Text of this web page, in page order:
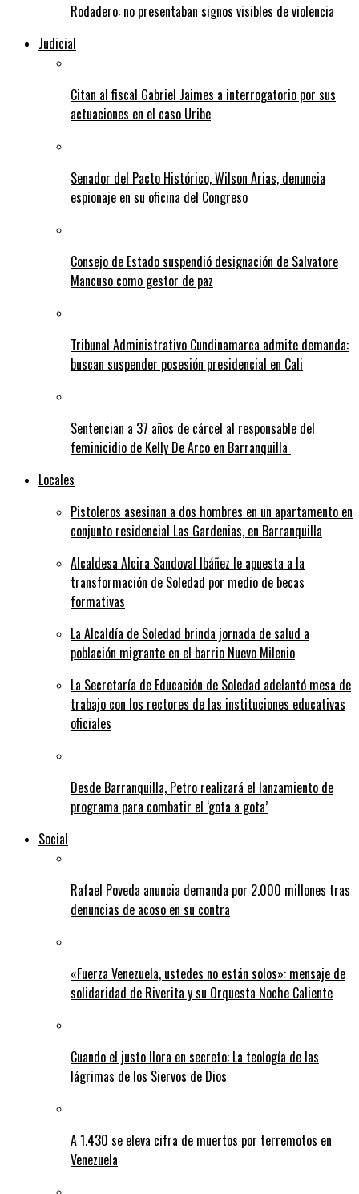
Rodadero: no presentaban signos visibles de violencia
Judicial
Citan al fiscal Gabriel Jaimes a interrogatorio por sus
actuaciones en el caso Uribe
Senador del Pacto Histórico, Wilson Arias, denuncia
espionaje en su oficina del Congreso
Consejo de Estado suspendió designación de Salvatore
Mancuso como gestor de paz
Tribunal Administrativo Cundinamarca admite demanda:
buscan suspender posesión presidencial en Cali
Sentencian a 37 años de cárcel al responsable del
feminicidio de Kelly De Arco en Barranquilla
Locales
Pistoleros asesinan a dos hombres en un apartamento en
conjunto residencial Las Gardenias, en Barranquilla
Alcaldesa Alcira Sandoval Ibáñez le apuesta a la
transformación de Soledad por medio de becas
formativas
La Alcaldía de Soledad brinda jornada de salud a
población migrante en el barrio Nuevo Milenio
La Secretaría de Educación de Soledad adelantó mesa de
trabajo con los rectores de las instituciones educativas
oficiales
Desde Barranquilla, Petro realizará el lanzamiento de
programa para combatir el ‘gota a gota’
Social
Rafael Poveda anuncia demanda por 2.000 millones tras
denuncias de acoso en su contra
«Fuerza Venezuela, ustedes no están solos»: mensaje de
solidaridad de Riverita y su Orquesta Noche Caliente
Cuando el justo llora en secreto: La teología de las
lágrimas de los Siervos de Dios
A 1.430 se eleva cifra de muertos por terremotos en
Venezuela